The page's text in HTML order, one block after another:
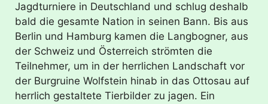
Jagdturniere in Deutschland und schlug deshalb
bald die gesamte Nation in seinen Bann. Bis aus
Berlin und Hamburg kamen die Langbogner, aus
der Schweiz und Österreich strömten die
Teilnehmer, um in der herrlichen Landschaft vor
der Burgruine Wolfstein hinab in das Ottosau auf
herrlich gestaltete Tierbilder zu jagen. Ein